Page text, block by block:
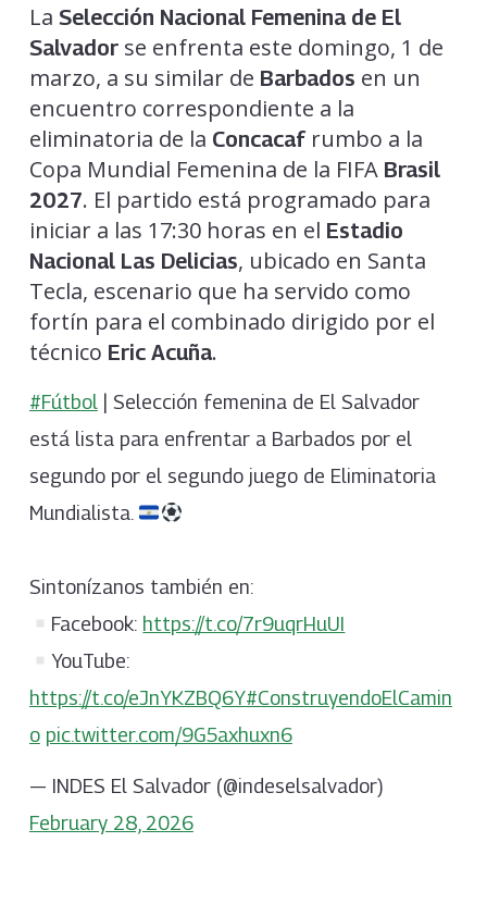
La Selección Nacional Femenina de El
Salvadorse enfrenta este domingo, 1 de
marzo, a su similar de Barbados en un
encuentro correspondiente a la
eliminatoria de la Concacafrumbo a la
Copa Mundial Femenina de la FIFA Brasil
2027. El partido está programado para
iniciar a las 17:30 horas en el Estadio
Nacional Las Delicias, ubicado en Santa
Tecla, escenario que ha servido como
fortín para el combinado dirigido por el
técnico Eric Acuña.
#Fútbol| Selección femenina de El Salvador
está lista para enfrentar a Barbados por el
segundo por el segundo juego de Eliminatoria
Mundialista.
Sintonízanos también en:
Facebook: https://t.co/7r9uqrHuUI
YouTube:
https://t.co/eJnYKZBQ6Y#ConstruyendoElCamin
o pic.twitter.com/9G5axhuxn6
— INDES El Salvador (@indeselsalvador)
February 28, 2026